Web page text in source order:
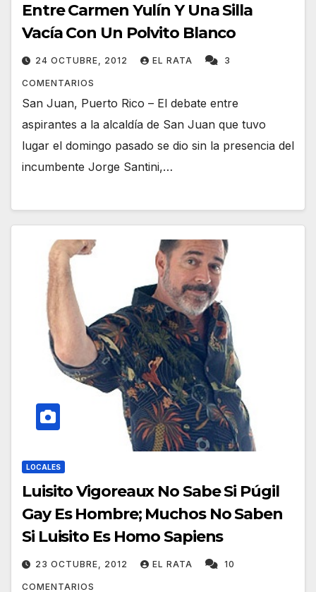
Entre Carmen Yulín Y Una Silla
Vacía Con Un Polvito Blanco
24 OCTUBRE, 2012 EL RATA 3
COMENTARIOS
San Juan, Puerto Rico – El debate entre
aspirantes a la alcaldía de San Juan que tuvo
lugar el domingo pasado se dio sin la presencia del
incumbente Jorge Santini,…
LOCALES
Luisito Vigoreaux No Sabe Si Púgil
Gay Es Hombre; Muchos No Saben
Si Luisito Es Homo Sapiens
23 OCTUBRE, 2012 EL RATA 10
COMENTARIOS